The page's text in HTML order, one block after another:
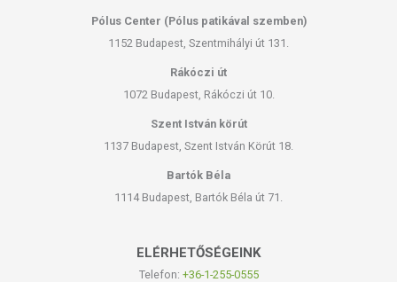
Pólus Center (Pólus patikával szemben)
1152 Budapest, Szentmihályi út 131.
Rákóczi út
1072 Budapest, Rákóczi út 10.
Szent István körút
1137 Budapest, Szent István Körút 18.
Bartók Béla
1114 Budapest, Bartók Béla út 71.
ELÉRHETŐSÉGEINK
Telefon: +36-1-255-0555